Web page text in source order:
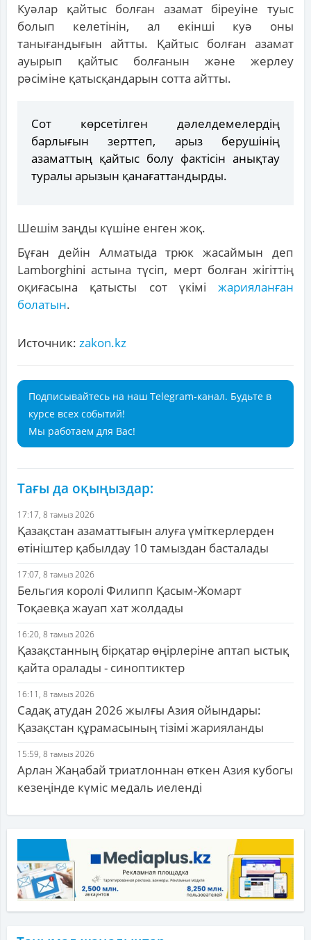
Куәлар қайтыс болған азамат біреуіне туыс
болып келетінін, ал екінші куә оны
танығандығын айтты. Қайтыс болған азамат
ауырып қайтыс болғанын және жерлеу
рәсіміне қатысқандарын сотта айтты.
Сот көрсетілген дәлелдемелердің
барлығын зерттеп, арыз берушінің
азаматтың қайтыс болу фактісін анықтау
туралы арызын қанағаттандырды.
Шешім заңды күшіне енген жоқ.
Бұған дейін Алматыда трюк жасаймын деп
Lamborghini астына түсіп, мерт болған жігіттің
оқиғасына қатысты сот үкімі жарияланған
болатын.
Источник: zakon.kz
Подписывайтесь на наш Telegram-канал. Будьте в
курсе всех событий!
Мы работаем для Вас!
Тағы да оқыңыздар:
17:17, 8 тамыз 2026
Қазақстан азаматтығын алуға үміткерлерден
өтініштер қабылдау 10 тамыздан басталады
17:07, 8 тамыз 2026
Бельгия королі Филипп Қасым-Жомарт
Тоқаевқа жауап хат жолдады
16:20, 8 тамыз 2026
Қазақстанның бірқатар өңірлеріне аптап ыстық
қайта оралады - синоптиктер
16:11, 8 тамыз 2026
Садақ атудан 2026 жылғы Азия ойындары:
Қазақстан құрамасының тізімі жарияланды
15:59, 8 тамыз 2026
Арлан Жаңабай триатлоннан өткен Азия кубогы
кезеңінде күміс медаль иеленді